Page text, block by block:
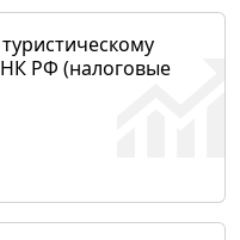
НК РФ (налоговые